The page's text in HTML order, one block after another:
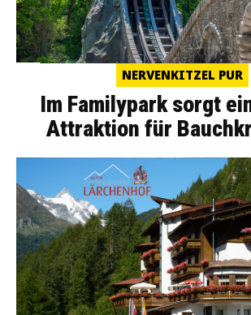
NERVENKITZEL PUR
Im Familypark sorgt
Attraktion für